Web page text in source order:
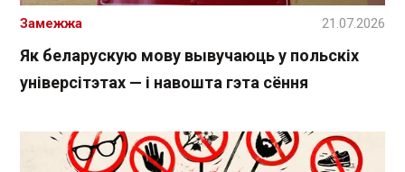
Як беларускую мову вывучаюць у польскіх
універсітэтах — і навошта гэта сёння
Замежжа 21.07.2026